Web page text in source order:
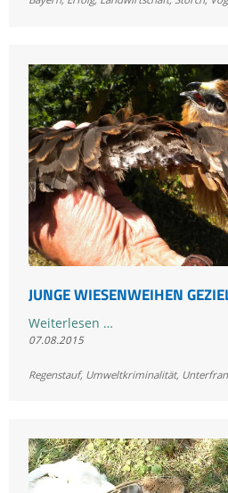
JUNGE WIESENWEIHEN
Weiterlesen …Junge
verstümmelt
07.08.2015
Regenstauf, Umweltkriminalität,